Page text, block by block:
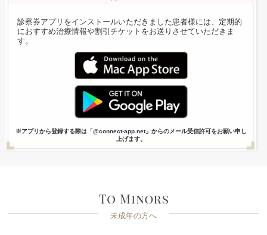
診察券アプリをインストールいただきました患者様には、定期的
におすすめ治療情報や割引チケットをお送りさせていただきま
す。
※アプリから登録する際は「@connect-app.net」からのメール受信許可をお願い申し
上げます。
未成年の方へ